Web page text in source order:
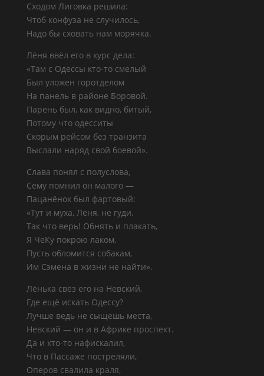
Сходом Лиговка решила:
Чтоб конфуза не случилось,
Надо бы сховать нам морячка.
Лёня ввёл его в курс дела:
«Там с Одессы кто-то смелый
Был уложен горотделом
На панель в районе Боровой.
Парень был, как видно, битый,
Потому что одесситы
Скорым рейсом без транзита
Выслали наряд свой боевой».
Слава понял с полуслова,
Сёму помнил он малого —
Пацанёнок был фартовый:
«Тут и муха, Лёня, не гуди.
Так что верь! Обнять и плакать,
Я ЧеКу покрою лаком,
Пусть обломится собакам,
Им Сэмена в жизни не найти».
Лёнька свёз его на Невский,
Где ещё искать Одессу?
Лучше ведь не сыщешь места,
Невский — он и в Африке проспект.
Да и кто-то нафискалил,
Что в Пассаже постреляли,
Оперов свалила краля,